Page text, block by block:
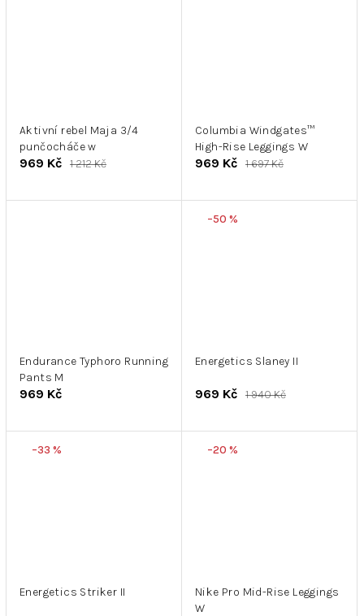
Aktivní rebel Maja 3/4
punčocháče w
969 Kč 1 212 Kč
Columbia Windgates™
High-Rise Leggings W
969 Kč 1 697 Kč
Endurance Typhoro Running
Pants M
969 Kč
–50 %
Energetics Slaney II
969 Kč 1 940 Kč
–33 %
Energetics Striker II
–20 %
Nike Pro Mid-Rise Leggings
W